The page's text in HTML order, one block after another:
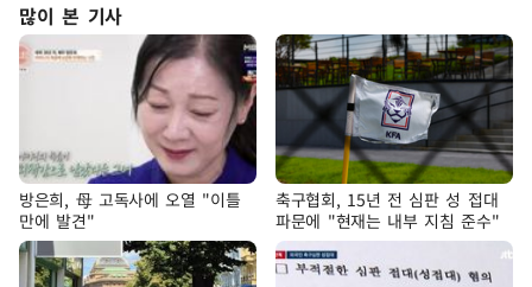
많이 본 기사
방은희, 母 고독사에 오열 "이틀
만에 발견"
축구협회, 15년 전 심판 성 접대
파문에 "현재는 내부 지침 준수"